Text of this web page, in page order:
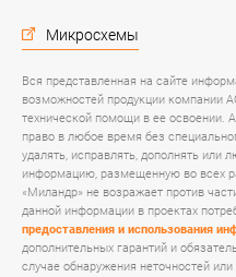
Микросхемы
Вся представленная на сайте
возможностей продукции компании
технической помощи в ее освоении.
право в любое время без
удалять, исправлять, дополнять
информацию, размещенную во всех
«Миландр» не возражает против
данной информации в проектах
предоставления и использования
дополнительных гарантий и
случае обнаружения неточностей